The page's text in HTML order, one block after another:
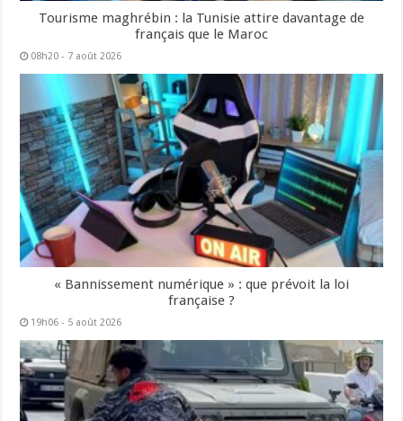
Tourisme maghrébin : la Tunisie attire davantage de
français que le Maroc
08h20 - 7 août 2026
« Bannissement numérique » : que prévoit la loi
française ?
19h06 - 5 août 2026